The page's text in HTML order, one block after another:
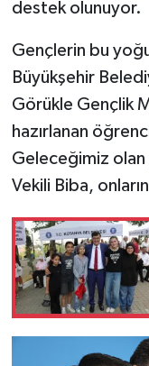
destek olunuyor.
Gençlerin bu
Büyükşehir
Görükle Gençlik
hazırlanan
Geleceğimiz
Vekili Biba,